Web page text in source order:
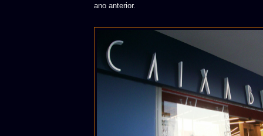
ano anterior.